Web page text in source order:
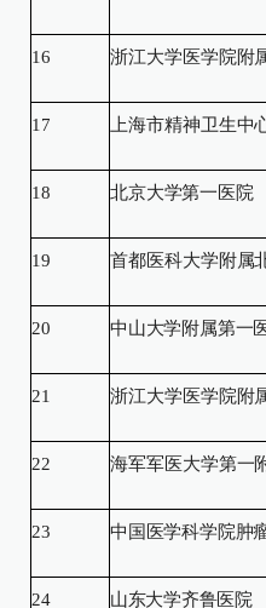
16 浙江大学医学院附
17 上海市精神卫生中
18 北京大学第一医院
19 首都医科大学附属
20 中山大学附属第一
21 浙江大学医学院附
22 海军军医大学第一
23 中国医学科学院肿
24 山东大学齐鲁医院